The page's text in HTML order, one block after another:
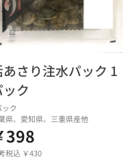
あさり注水パック 1
ック
ック
県、愛知県、三重県産他
398
税込 ￥430